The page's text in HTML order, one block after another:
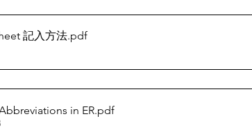
記入方法.pdf
in ER.pdf